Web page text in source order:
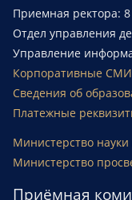
Приемная ректора:
Отдел управления
Управление
Корпоративные СМИ
Сведения об
Платежные
Министерство
Министерство
Приёмная